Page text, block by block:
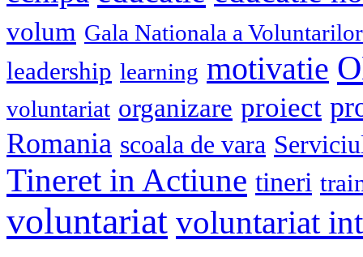
volum Gala Nationala a Voluntarilor
leadership learning motivatie
voluntariat organizare proiect
Romania scoala de vara
Tineret in Actiune tineri
voluntariat voluntariat